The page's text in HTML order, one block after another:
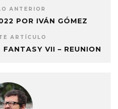
ANTERIOR
POR IVÁN GÓMEZ
ARTÍCULO
FANTASY VII – REUNION